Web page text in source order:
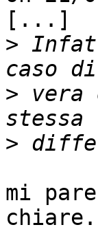
[...]
>
> vera
>
mi
chiare.